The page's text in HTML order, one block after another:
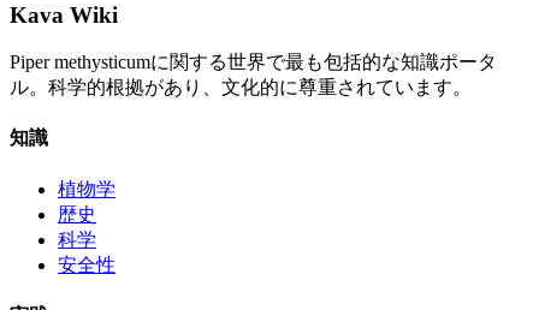
Kava Wiki
Piper methysticumに関する世界で最も包括的な知識ポータ
ル。科学的根拠があり、文化的に尊重されています。
知識
植物学
歴史
科学
安全性